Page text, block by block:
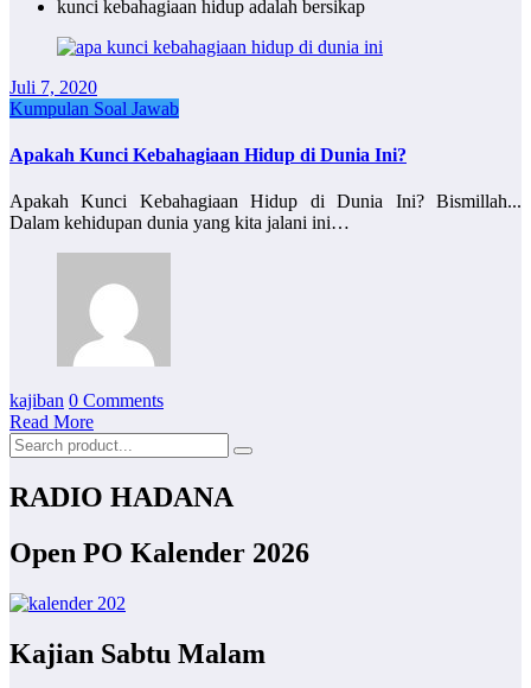
kunci kebahagiaan hidup adalah bersikap
Juli 7, 2020
Kumpulan Soal Jawab
Apakah Kunci Kebahagiaan Hidup di Dunia Ini?
Apakah Kunci Kebahagiaan Hidup di Dunia Ini? Bismillah...
Dalam kehidupan dunia yang kita jalani ini…
kajiban 0 Comments
Read More
RADIO HADANA
Open PO Kalender 2026
Kajian Sabtu Malam